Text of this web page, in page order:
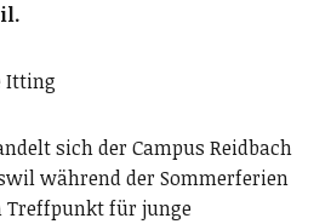
Itting
sich der Campus Reidbach
während der Sommerferien
Treffpunkt für junge